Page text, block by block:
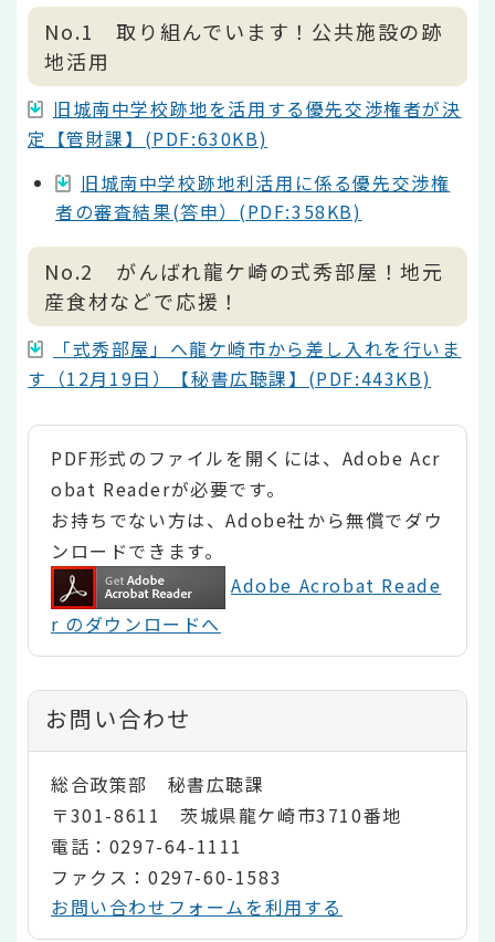
No.1 取り組んでいます！公共施設の跡
地活用
旧城南中学校跡地を活用する優先交渉権者が決
定【管財課】(PDF:630KB)
旧城南中学校跡地利活用に係る優先交渉権
者の審査結果(答申）(PDF:358KB)
No.2 がんばれ龍ケ崎の式秀部屋！地元
産食材などで応援！
「式秀部屋」へ龍ケ崎市から差し入れを行いま
す（12月19日）【秘書広聴課】(PDF:443KB)
PDF形式のファイルを開くには、Adobe Acr
obat Readerが必要です。
お持ちでない方は、Adobe社から無償でダウ
ンロードできます。
Adobe Acrobat Reade
r のダウンロードへ
お問い合わせ
総合政策部 秘書広聴課
〒301-8611 茨城県龍ケ崎市3710番地
電話：0297-64-1111
ファクス：0297-60-1583
お問い合わせフォームを利用する